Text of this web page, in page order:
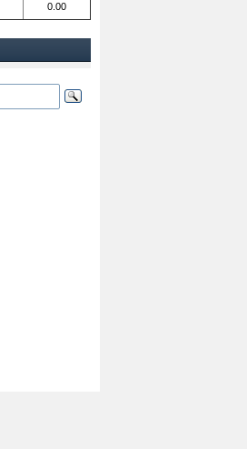
0.00